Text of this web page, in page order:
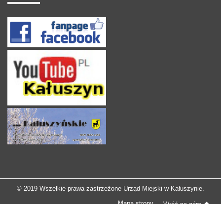
© 2019 Wszelkie prawa zastrzeżone Urząd Miejski w Kałuszynie.